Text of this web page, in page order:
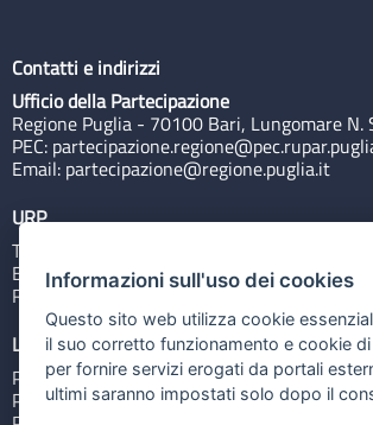
Contatti e indirizzi
Ufficio della Partecipazione
Regione Puglia - 70100 Bari, Lungomare N.
PEC:
Email: partecipazione@regione.puglia.it
URP
Tel: 800713939
Email:quiregione@regione.puglia.it
Rubrica
Link utili
Portale Istituzionale
PO FESR Puglia 2014-2020
Informazioni sull'uso dei cookies
Questo sito web utilizza cookie
il suo corretto funzionamento e cookie
per fornire servizi erogati da portali
ultimi saranno impostati solo dopo il